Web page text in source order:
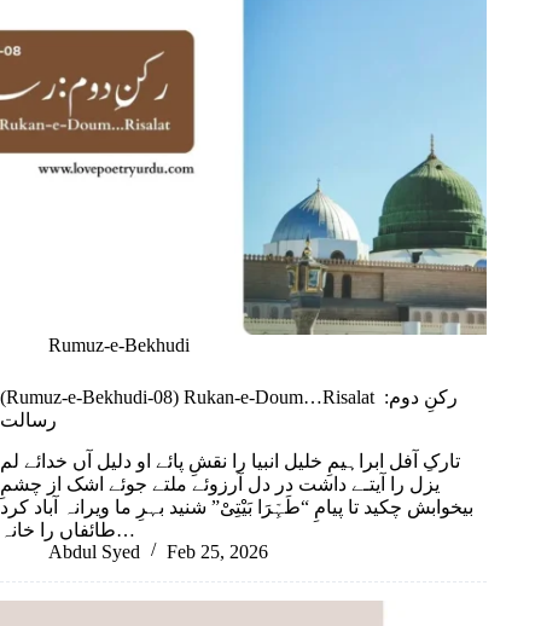
Rumuz-e-Bekhudi
(Rumuz-e-Bekhudi-08) Rukan-e-Doum…Risalat رکنِ دوم:
رسالت
تارکِ آفل ابراہیمِ خلیل انبیا را نقشِ پائے او دلیل آں خدائے لم
یزل را آیتـے داشت در دل آرزوئے ملتے جوئے اشک از چشمِ
بیخوابش چکید تا پیامِ “طَہِّرَا بَیْتِیْ” شنید بہرِ ما ویرانہ آباد کرد
طائفاں را خانہ…
Abdul Syed
Feb 25, 2026